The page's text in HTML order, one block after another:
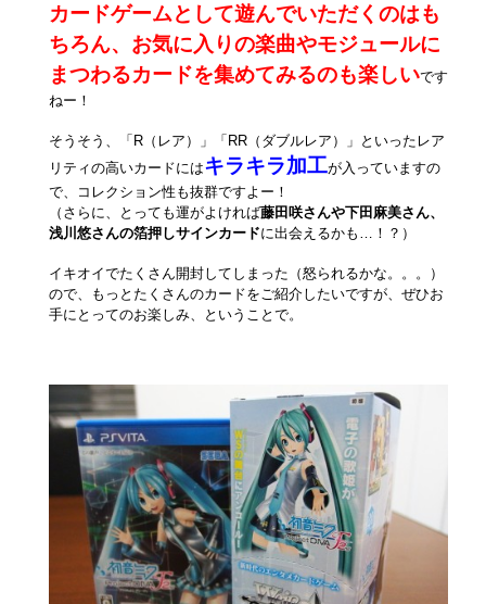
カードゲームとして遊んでいただくのはも
ちろん、お気に入りの楽曲やモジュールに
まつわるカードを集めてみるのも楽しいです
ねー！
そうそう、「R（レア）」「RR（ダブルレア）」といったレア
リティの高いカードにはキラキラ加工が入っていますの
で、コレクション性も抜群ですよー！
（さらに、とっても運がよければ藤田咲さんや下田麻美さん、
浅川悠さんの箔押しサインカードに出会えるかも…！？）
イキオイでたくさん開封してしまった（怒られるかな。。。）
ので、もっとたくさんのカードをご紹介したいですが、ぜひお
手にとってのお楽しみ、ということで。